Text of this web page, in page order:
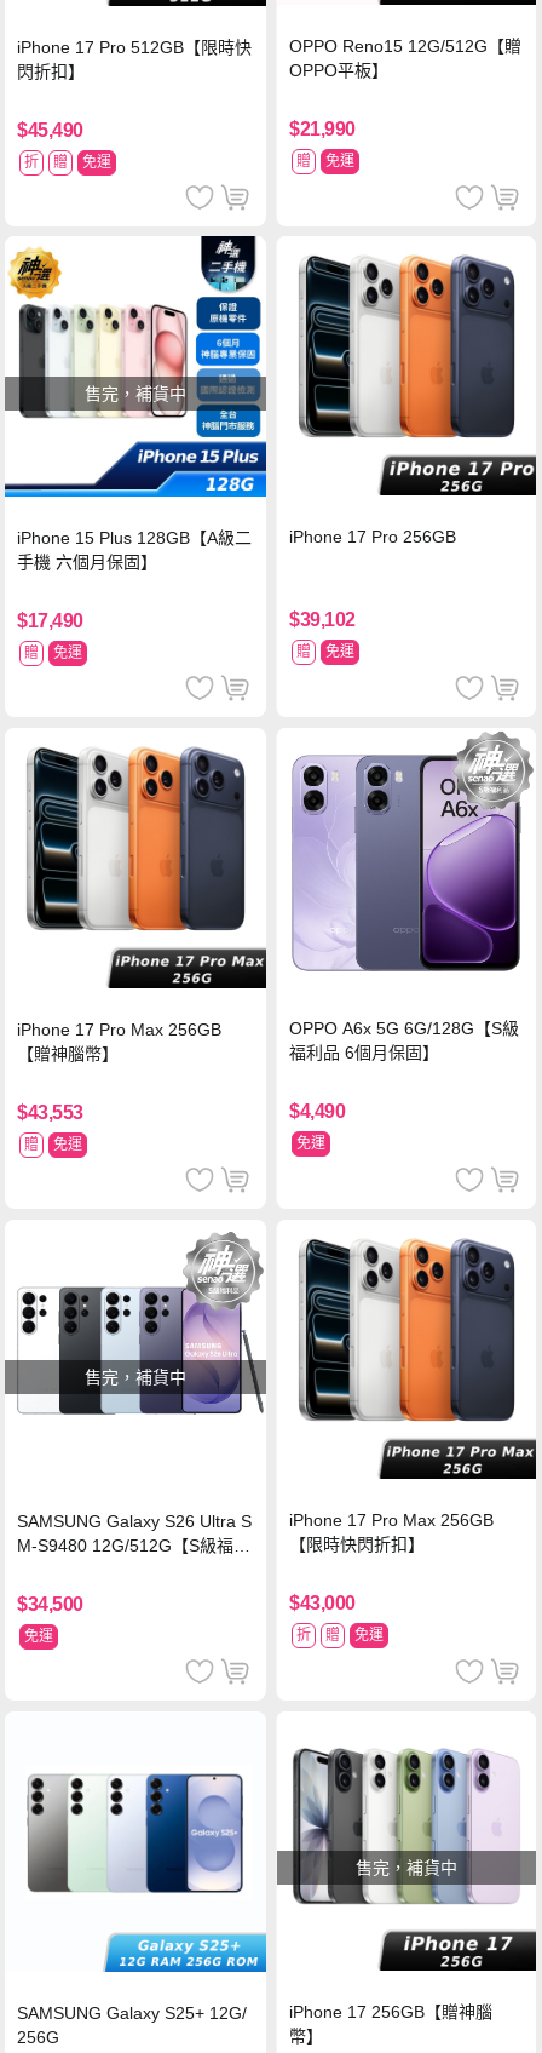
iPhone 17 Pro 512GB【限時快
閃折扣】
$45,490
折 贈 免運
OPPO Reno15 12G/512G【贈
OPPO平板】
$21,990
贈 免運
售完，補貨中
iPhone 15 Plus 128GB【A級二
手機 六個月保固】
$17,490
贈 免運
iPhone 17 Pro 256GB
$39,102
贈 免運
iPhone 17 Pro Max 256GB
【贈神腦幣】
$43,553
贈 免運
OPPO A6x 5G 6G/128G【S級
福利品 6個月保固】
$4,490
免運
售完，補貨中
SAMSUNG Galaxy S26 Ultra S
M-S9480 12G/512G【S級福利
$34,500
免運
iPhone 17 Pro Max 256GB
【限時快閃折扣】
$43,000
折 贈 免運
SAMSUNG Galaxy S25+ 12G/
256G
售完，補貨中
iPhone 17 256GB【贈神腦
幣】